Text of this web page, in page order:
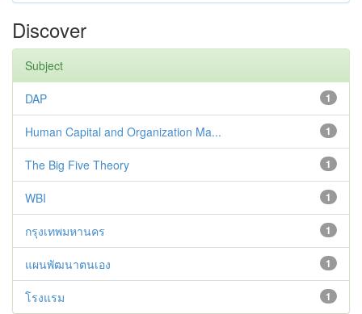
Discover
Subject
1
DAP
1
Human Capital and Organization Ma...
1
The Big Five Theory
1
WBI
1
กรุงเทพมหานคร
1
แผนพัฒนาตนเอง
1
โรงแรม